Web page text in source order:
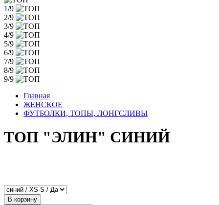
1/9
2/9
3/9
4/9
5/9
6/9
7/9
8/9
9/9
Главная
ЖЕНСКОЕ
ФУТБОЛКИ, ТОПЫ, ЛОНГСЛИВЫ
ТОП "ЭЛИН" СИНИЙ
В корзину